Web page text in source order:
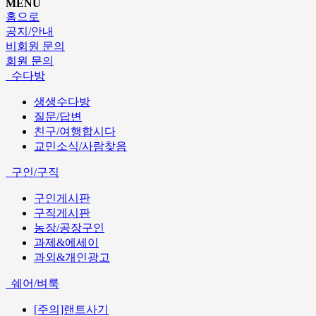
MENU
홈으로
공지/안내
비회원 문의
회원 문의
수다방
생생수다방
질문/답변
친구/여행합시다
교민소식/사람찾음
구인/구직
구인게시판
구직게시판
농장/공장구인
과제&에세이
과외&개인광고
쉐어/벼룩
[주의]랜트사기